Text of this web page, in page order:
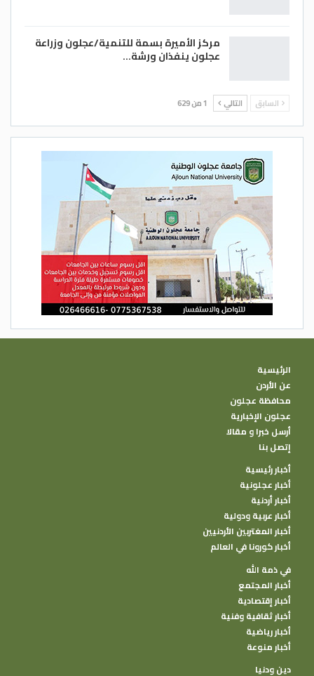
مركز الأميرة بسمة للتنمية/عجلون وزراعة
عجلون ينفذان ورشة…
السابق التالي 1 من 629
الرئيسية
عن الأردن
محافظة عجلون
عجلون الإخبارية
أرسل خبرا و مقالا
إتصل بنا
أخبار رئيسية
أخبار عجلونية
أخبار أردنية
أخبار عربية ودولية
أخبار المغتربين الأردنيين
أخبار كورونا في العالم
في ذمة الله
أخبار المجتمع
أخبار إقتصادية
أخبار ثقافية وفنية
أخبار رياضية
أخبار منوعة
دين ودنيا